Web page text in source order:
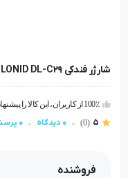
شارژر فندکی LONID DL-C29
100٪ از کاربران، این کالا را پیشنهاد کرده اند.
5
(0) 0 دیدگاه 0 پرسش
فروشنده